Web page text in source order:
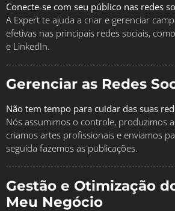
Conecte-se com seu público nas redes
A Expert te ajuda a criar e gerenciar
efetivas nas principais redes sociais,
e LinkedIn.
Gerenciar as Redes
Não tem tempo para cuidar das suas
Nós assumimos o controle, produzimos
criamos artes profissionais e enviamos
seguida fazemos as publicações.
Gestão e Otimização
Meu Negócio